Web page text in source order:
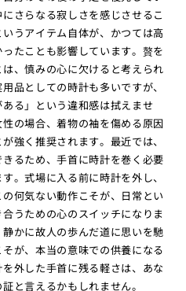
さらなる寂しさを感じさせるこ
うアイテム自体が、かつては高
たことも影響しています。贅を
、慎みの心に欠けると考えられ
品としての時計も多いですが、
る」という違和感は拭えませ
の場合、着物の袖を傷める原因
強く推奨されます。最近では、
るため、手首に時計を巻く必要
。式場に入る前に時計を外し、
何気ない動作こそが、日常とい
うための心のスイッチになりま
かに故人の歩んだ道に思いを馳
が、本当の意味での供養になる
外した手首に残る軽さは、あな
と言えるかもしれません。